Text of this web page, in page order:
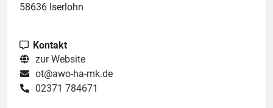
58636 Iserlohn
Kontakt
zur Website
ot@awo-ha-mk.de
02371 784671